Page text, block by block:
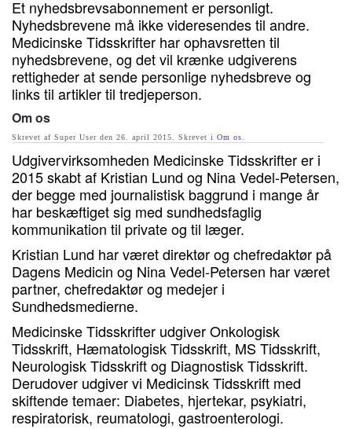
Et nyhedsbrevsabonnement er personligt.
Nyhedsbrevene må ikke videresendes til andre.
Medicinske Tidsskrifter har ophavsretten til
nyhedsbrevene, og det vil krænke udgiverens
rettigheder at sende personlige nyhedsbreve og
links til artikler til tredjeperson.
Om os
Skrevet af Super User den 26. april 2015 . Skrevet i Om os
Udgivervirksomheden Medicinske Tidsskrifter er i
2015 skabt af Kristian Lund og Nina Vedel-Petersen,
der begge med journalistisk baggrund i mange år
har beskæftiget sig med sundhedsfaglig
kommunikation til private og til læger.
Kristian Lund har været direktør og chefredaktør på
Dagens Medicin og Nina Vedel-Petersen har været
partner, chefredaktør og medejer i
Sundhedsmedierne.
Medicinske Tidsskrifter udgiver Onkologisk
Tidsskrift, Hæmatologisk Tidsskrift, MS Tidsskrift,
Neurologisk Tidsskrift og Diagnostisk Tidsskrift.
Derudover udgiver vi Medicinsk Tidsskrift med
skiftende temaer: Diabetes, hjertekar, psykiatri,
respiratorisk, reumatologi, gastroenterologi.